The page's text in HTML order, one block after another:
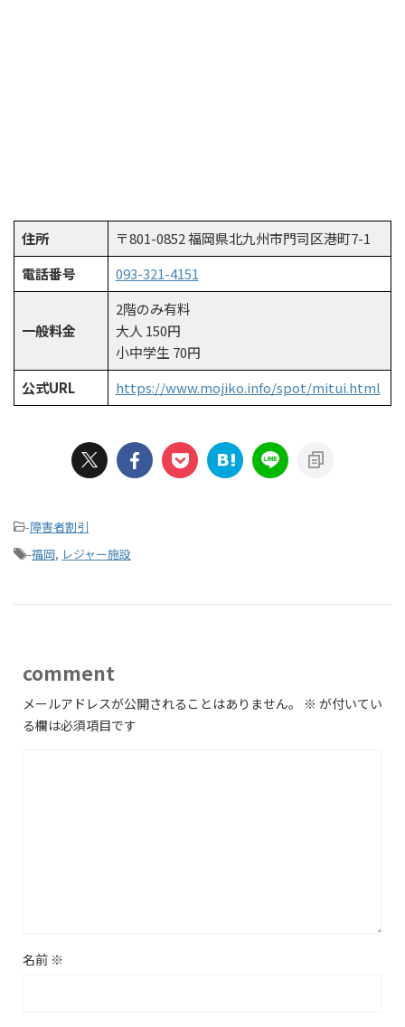
住所
〒801-0852 福岡県北九州市門司区港町7-1
電話番号
093-321-4151
一般料金
2階のみ有料
大人 150円
小中学生 70円
公式URL
https://www.mojiko.info/spot/mitui.html
-障害者割引
-福岡, レジャー施設
comment
メールアドレスが公開されることはありません。 ※ が付いてい
る欄は必須項目です
名前 ※